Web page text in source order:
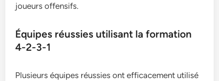
joueurs offensifs.
Équipes réussies utilisant la formation
4-2-3-1
Plusieurs équipes réussies ont efficacement utilisé